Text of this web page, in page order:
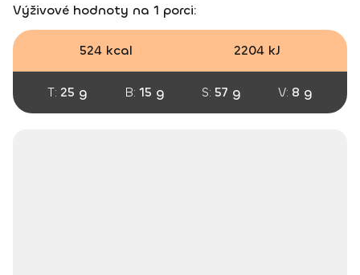
Výživové hodnoty na 1 porci:
524 kcal 2204 kJ
T: 25 g B: 15 g S: 57 g V: 8 g